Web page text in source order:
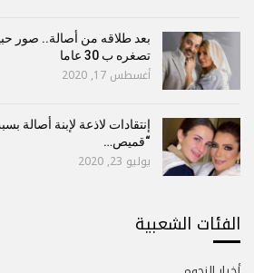
بعد طلاقه من أصالة.. صور
تصغره ب 30 عاما
أغسطس 17, 2020
إنتقادات لاذعة لإبنة أصالة
“قميص…
يوليو 23, 2020
الفئات الشعبية